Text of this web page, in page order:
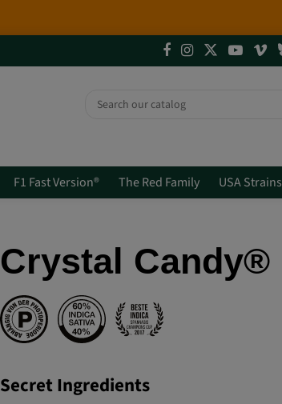
F1 Fast Version® The Red Family USA Strains
Crystal Candy®
Secret Ingredients